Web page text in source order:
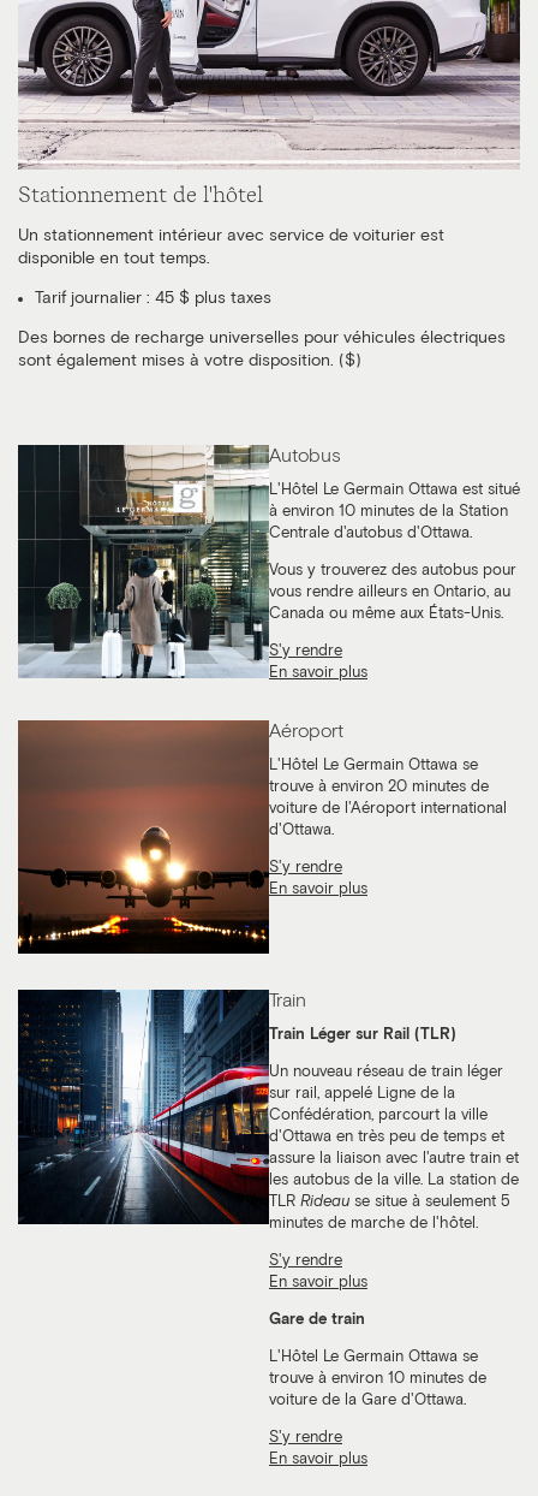
Stationnement de l'hôtel
Un stationnement intérieur avec service de voiturier est
disponible en tout temps.
Tarif journalier : 45 $ plus taxes
Des bornes de recharge universelles pour véhicules électriques
sont également mises à votre disposition. ($)
Autobus
L'Hôtel Le Germain Ottawa est situé
à environ 10 minutes de la Station
Centrale d'autobus d'Ottawa.
Vous y trouverez des autobus pour
vous rendre ailleurs en Ontario, au
Canada ou même aux États-Unis.
S'y rendre
En savoir plus
Aéroport
L'Hôtel Le Germain Ottawa se
trouve à environ 20 minutes de
voiture de l'Aéroport international
d'Ottawa.
S'y rendre
En savoir plus
Train
Train Léger sur Rail (TLR)
Un nouveau réseau de train léger
sur rail, appelé Ligne de la
Confédération, parcourt la ville
d'Ottawa en très peu de temps et
assure la liaison avec l'autre train et
les autobus de la ville. La station de
TLR Rideau se situe à seulement 5
minutes de marche de l'hôtel.
S'y rendre
En savoir plus
Gare de train
L'Hôtel Le Germain Ottawa se
trouve à environ 10 minutes de
voiture de la Gare d'Ottawa.
S'y rendre
En savoir plus